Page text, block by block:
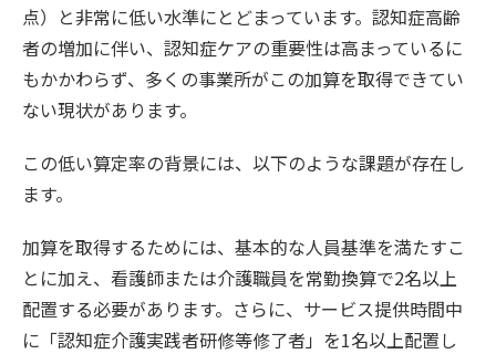
点）と非常に低い水準にとどまっています。認知症高齢
者の増加に伴い、認知症ケアの重要性は高まっているに
もかかわらず、多くの事業所がこの加算を取得できてい
ない現状があります。
この低い算定率の背景には、以下のような課題が存在し
ます。
加算を取得するためには、基本的な人員基準を満たすこ
とに加え、看護師または介護職員を常勤換算で2名以上
配置する必要があります。さらに、サービス提供時間中
に「認知症介護実践者研修等修了者」を1名以上配置し